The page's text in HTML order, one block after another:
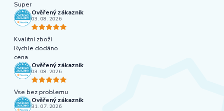
Super
Ověřený zákazník
03. 08. 2026
Kvalitní zboží
Rychle dodáno
cena
Ověřený zákazník
03. 08. 2026
Vse bez problemu
Ověřený zákazník
31. 07. 2026